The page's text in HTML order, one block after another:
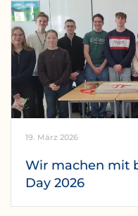
19. März 2026
Wir machen mit
Day 2026